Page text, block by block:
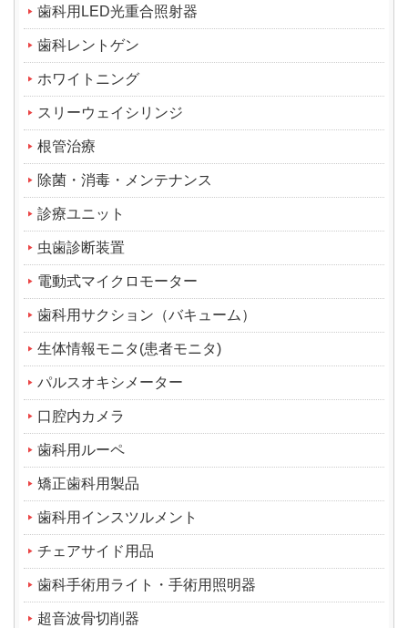
歯科用LED光重合照射器
歯科レントゲン
ホワイトニング
スリーウェイシリンジ
根管治療
除菌・消毒・メンテナンス
診療ユニット
虫歯診断装置
電動式マイクロモーター
歯科用サクション（バキューム）
生体情報モニタ(患者モニタ)
パルスオキシメーター
口腔内カメラ
歯科用ルーペ
矯正歯科用製品
歯科用インスツルメント
チェアサイド用品
歯科手術用ライト・手術用照明器
超音波骨切削器